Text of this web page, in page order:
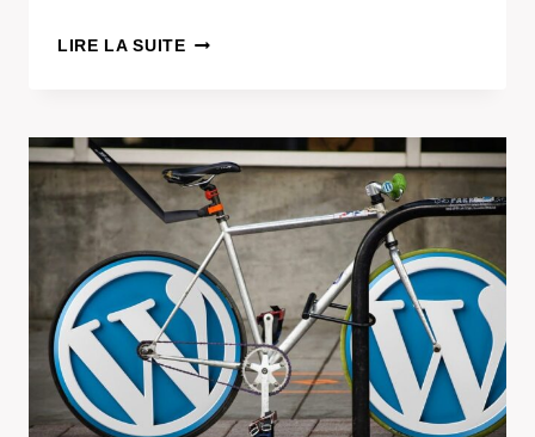
LIRE LA SUITECOMMENT
À
WORDPRESS
?